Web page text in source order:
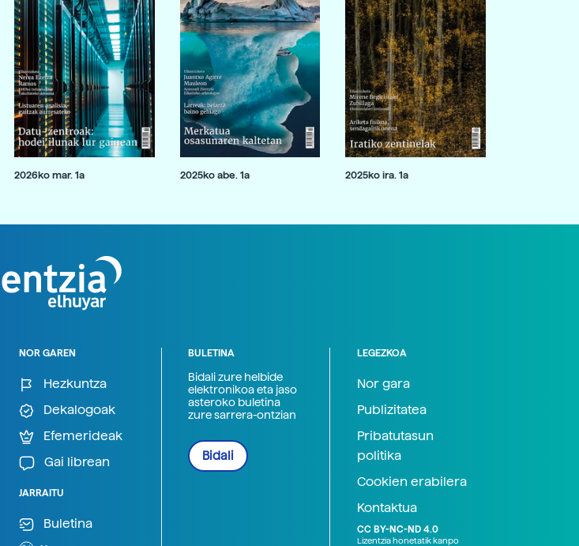
2026ko mar. 1a 2025ko abe. 1a 2025ko ira. 1a
NOR GAREN
Hezkuntza
Dekalogoak
Efemerideak
Gai librean
JARRAITU
Buletina
BULETINA
Bidali zure helbide
elektronikoa eta jaso
asteroko buletina
zure sarrera-ontzian
Bidali
LEGEZKOA
Nor gara
Publizitatea
Pribatutasun
politika
Cookien erabilera
Kontaktua
CC BY-NC-ND 4.0
Lizentzia honetatik kanpo